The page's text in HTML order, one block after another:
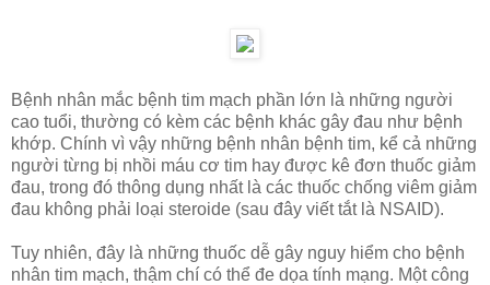
Bệnh nhân mắc bệnh tim mạch phần lớn là những người
cao tuổi, thường có kèm các bệnh khác gây đau như bệnh
khớp. Chính vì vậy những bệnh nhân bệnh tim, kể cả những
người từng bị nhồi máu cơ tim hay được kê đơn thuốc giảm
đau, trong đó thông dụng nhất là các thuốc chống viêm giảm
đau không phải loại steroide (sau đây viết tắt là NSAID).
Tuy nhiên, đây là những thuốc dễ gây nguy hiểm cho bệnh
nhân tim mạch, thậm chí có thể đe dọa tính mạng. Một công